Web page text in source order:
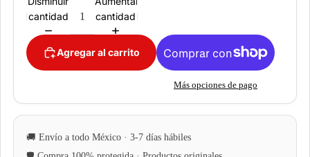
cantidad
cantidad
Agregar al carrito
Más opciones de pago